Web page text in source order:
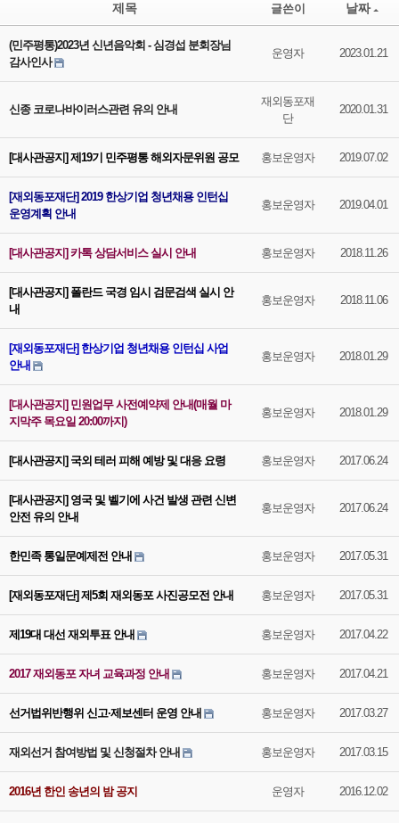
제목 글쓴이 날짜
(민주평통)2023년 신년음악회 - 심경섭 분회장님
감사인사
운영자 2023.01.21
신종 코로나바이러스관련 유의 안내
재외동포재
단
2020.01.31
[대사관공지] 제19기 민주평통 해외자문위원 공모 홍보운영자 2019.07.02
[재외동포재단] 2019 한상기업 청년채용 인턴십
운영계획 안내
홍보운영자 2019.04.01
[대사관공지] 카톡 상담서비스 실시 안내 홍보운영자 2018.11.26
[대사관공지] 폴란드 국경 임시 검문검색 실시 안
내
홍보운영자 2018.11.06
[재외동포재단] 한상기업 청년채용 인턴십 사업
안내
홍보운영자 2018.01.29
[대사관공지] 민원업무 사전예약제 안내(매월 마
지막주 목요일 20:00까지)
홍보운영자 2018.01.29
[대사관공지] 국외 테러 피해 예방 및 대응 요령 홍보운영자 2017.06.24
[대사관공지] 영국 및 벨기에 사건 발생 관련 신변
안전 유의 안내
홍보운영자 2017.06.24
한민족 통일문예제전 안내 홍보운영자 2017.05.31
[재외동포재단] 제5회 재외동포 사진공모전 안내 홍보운영자 2017.05.31
제19대 대선 재외투표 안내 홍보운영자 2017.04.22
2017 재외동포 자녀 교육과정 안내 홍보운영자 2017.04.21
선거법위반행위 신고·제보센터 운영 안내 홍보운영자 2017.03.27
재외선거 참여방법 및 신청절차 안내 홍보운영자 2017.03.15
2016년 한인 송년의 밤 공지 운영자 2016.12.02